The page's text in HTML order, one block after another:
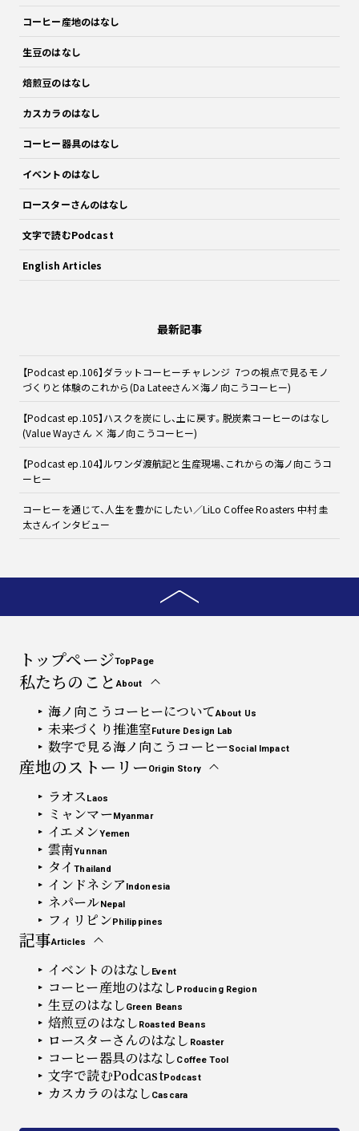
コーヒー産地のはなし
生豆のはなし
焙煎豆のはなし
カスカラのはなし
コーヒー器具のはなし
イベントのはなし
ロースターさんのはなし
文字で読むPodcast
English Articles
最新記事
【Podcast ep.106】ダラットコーヒーチャレンジ 7つの視点で見るモノ
づくりと体験のこれから(Da Lateeさん×海ノ向こうコーヒー)
【Podcast ep.105】ハスクを炭にし、土に戻す。脱炭素コーヒーのはなし
(Value Wayさん × 海ノ向こうコーヒー)
【Podcast ep.104】ルワンダ渡航記と生産現場、これからの海ノ向こうコ
ーヒー
コーヒーを通じて、人生を豊かにしたい／LiLo Coffee Roasters 中村 圭
太さんインタビュー
トップページTopPage
私たちのことAbout
海ノ向こうコーヒーについてAbout Us
未来づくり推進室Future Design Lab
数字で見る海ノ向こうコーヒーSocial Impact
産地のストーリー Origin Story
ラオス Laos
ミャンマーMyanmar
イエメンYemen
雲南Yunnan
タイThailand
インドネシア Indonesia
ネパールNepal
フィリピンPhilippines
記事Articles
イベントのはなし Event
コーヒー産地のはなし Producing Region
生豆のはなし Green Beans
焙煎豆のはなし Roasted Beans
ロースターさんのはなし Roaster
コーヒー器具のはなし Coffee Tool
文字で読むPodcastPodcast
カスカラのはなし Cascara